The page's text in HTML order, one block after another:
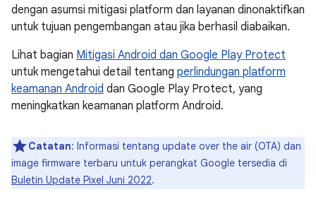
dengan asumsi mitigasi platform dan layanan dinonaktifkan
untuk tujuan pengembangan atau jika berhasil diabaikan.
Lihat bagian Mitigasi Android dan Google Play Protect
untuk mengetahui detail tentang perlindungan platform
keamanan Android dan Google Play Protect, yang
meningkatkan keamanan platform Android.
Catatan: Informasi tentang update over the air (OTA) dan
image firmware terbaru untuk perangkat Google tersedia di
Buletin Update Pixel Juni 2022.